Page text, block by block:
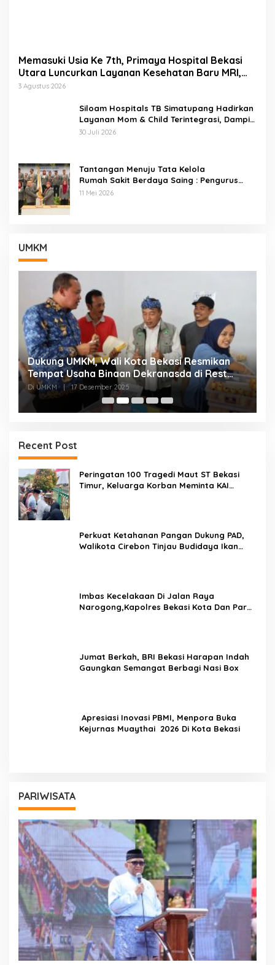
Memasuki Usia Ke 7th, Primaya Hospital Bekasi
Utara Luncurkan Layanan Kesehatan Baru MRI,
Wellness Center, Brain Dan Neurospine Center
3 Agustus 2026
Siloam Hospitals TB Simatupang Hadirkan
Layanan Mom & Child Terintegrasi, Dampin
gi Keluarga Dari Kehamilan Hingga Tumbuh
30 Juli 2026
Tantangan Menuju Tata Kelola
Rumah Sakit Berdaya Saing : Pengurus
ARSSI 2026–2029 Cabang Kota Bekasi
11 Mei 2026
UMKM
Fokus Perkuat Manajemen Dan Kurasi
Produk,Alfamart Berikan Pelatihan Kepada
Puluhan UMKM Bekasi
Di UMKM | 13 September 2025
Recent Post
Peringatan 100 Tragedi Maut ST Bekasi
Timur, Keluarga Korban Meminta KAI
Perkuat Ketahanan Pangan Dukung PAD,
Walikota Cirebon Tinjau Budidaya Ikan
Imbas Kecelakaan Di Jalan Raya
Narogong,Kapolres Bekasi Kota Dan Para
Jumat Berkah, BRI Bekasi Harapan Indah
Gaungkan Semangat Berbagi Nasi Box
Apresiasi Inovasi PBMI, Menpora Buka
Kejurnas Muaythai 2026 Di Kota Bekasi
PARIWISATA